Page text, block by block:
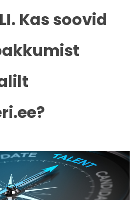
Kas soovid